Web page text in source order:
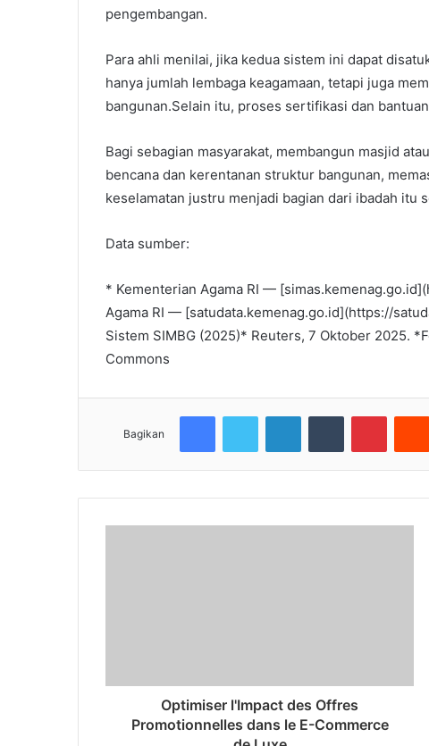
pengembangan.
Para ahli menilai, jika kedua sistem ini dapat
hanya jumlah lembaga keagamaan, tetapi juga
bangunan.Selain itu, proses sertifikasi dan
Bagi sebagian masyarakat, membangun masjid
bencana dan kerentanan struktur bangunan,
keselamatan justru menjadi bagian dari ibadah itu
Data sumber:
* Kementerian Agama RI —
Agama RI — [satudata.kemenag.go.id](https://
Sistem SIMBG (2025)* Reuters, 7 Oktober 2025.
Commons
Bagikan
FacebookTwitter LinkedInTumblr Pinterest
Optimiser l'Impact des Offres
Promotionnelles dans le E-Commerce